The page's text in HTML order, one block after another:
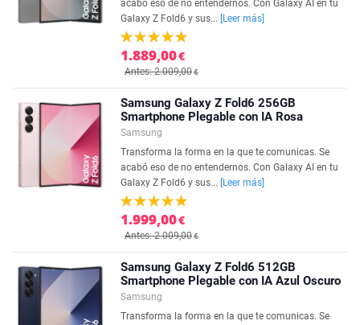
acabó eso de no entendernos. Con Galaxy AI en tu
Galaxy Z Fold6 y sus...
[Leer más]
1.889,00€
Antes: 2.009,00€
Samsung Galaxy Z Fold6 256GB
Smartphone Plegable con IA Rosa
Samsung
Transforma la forma en la que te comunicas. Se
acabó eso de no entendernos. Con Galaxy AI en tu
Galaxy Z Fold6 y sus...
[Leer más]
1.999,00€
Antes: 2.009,00€
Samsung Galaxy Z Fold6 512GB
Smartphone Plegable con IA Azul Oscuro
Samsung
Transforma la forma en la que te comunicas. Se